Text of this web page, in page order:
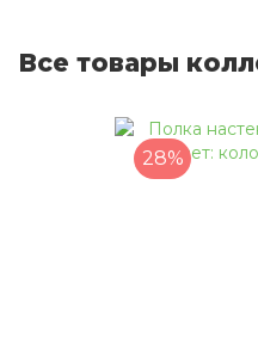
Все товары
28%